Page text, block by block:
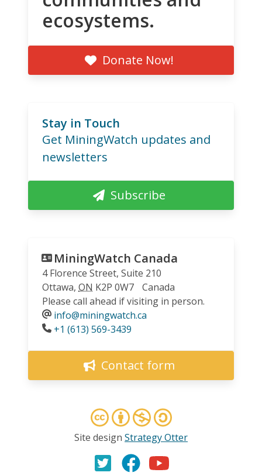
ecosystems.
Donate Now!
Stay in Touch
Get MiningWatch updates and
newsletters
Subscribe
MiningWatch Canada
4 Florence Street, Suite 210
Ottawa, ON K2P 0W7
Canada
Please call ahead if visiting in person.
info@miningwatch.ca
Phone
+1 (613) 569-3439
Contact form
Site design Strategy Otter